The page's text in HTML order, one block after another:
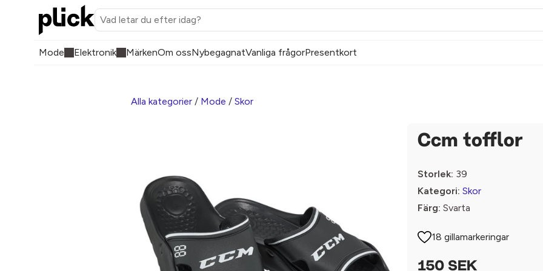
Mode Elektronik MärkenOm ossNybegagnatVanliga frågorPresentkort
Alla kategorier / Mode / Skor
Ccm tofflor
Storlek: 39
Kategori: Skor
Färg: Svarta
18 gillamarkeringar
150 SEK